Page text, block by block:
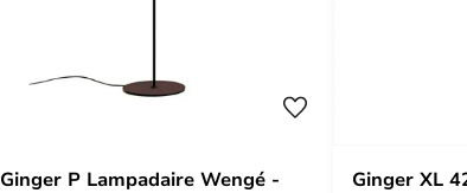
Ginger P Lampadaire Wengé -
Ginger XL